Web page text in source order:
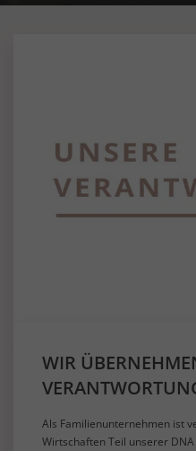
WIR
Als Familienunternehmen ist
Wirtschaften Teil unserer